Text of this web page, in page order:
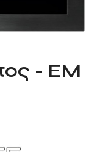
- EM